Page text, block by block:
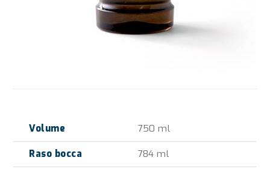
Volume 750 ml
Raso bocca 784 ml